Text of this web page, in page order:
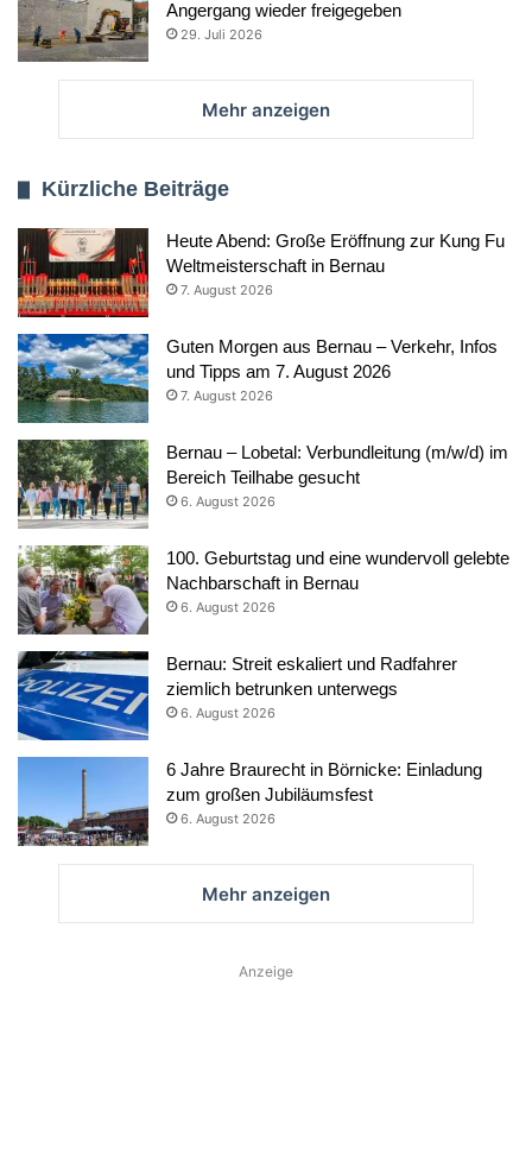
Angergang wieder freigegeben
29. Juli 2026
Mehr anzeigen
Kürzliche Beiträge
Heute Abend: Große Eröffnung zur Kung Fu
Weltmeisterschaft in Bernau
7. August 2026
Guten Morgen aus Bernau – Verkehr, Infos
und Tipps am 7. August 2026
7. August 2026
Bernau – Lobetal: Verbundleitung (m/w/d) im
Bereich Teilhabe gesucht
6. August 2026
100. Geburtstag und eine wundervoll gelebte
Nachbarschaft in Bernau
6. August 2026
Bernau: Streit eskaliert und Radfahrer
ziemlich betrunken unterwegs
6. August 2026
6 Jahre Braurecht in Börnicke: Einladung
zum großen Jubiläumsfest
6. August 2026
Mehr anzeigen
Anzeige